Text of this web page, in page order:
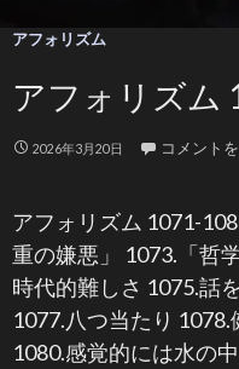
アフォリズム
アフォリズム
2026年3月20日 コメント
アフォリズム 1071-
重の嫌悪」 1073.「哲
時代的難しさ 1075.話
1077.八つ当たり
1080.感覚的には水の